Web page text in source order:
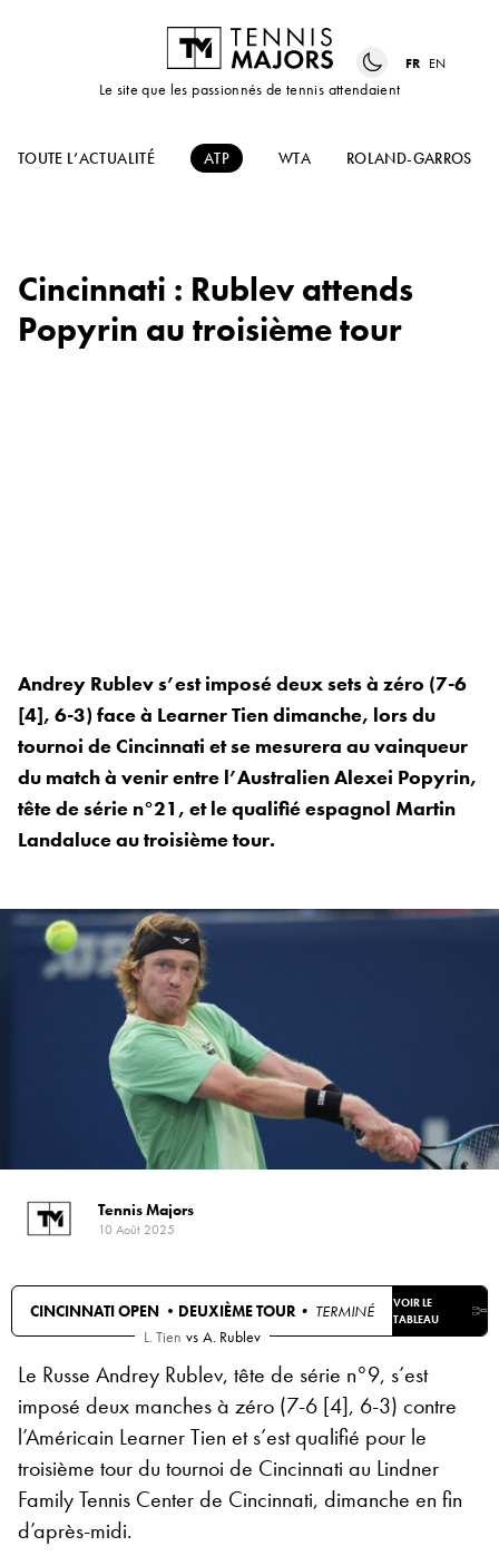
Le site que les passionnés de tennis attendaient
FR EN
TOUTE L’ACTUALITÉ ATP WTA ROLAND-GARROS
Cincinnati : Rublev attends
Popyrin au troisième tour
Andrey Rublev s’est imposé deux sets à zéro (7-6
[4], 6-3) face à Learner Tien dimanche, lors du
tournoi de Cincinnati et se mesurera au vainqueur
du match à venir entre l’Australien Alexei Popyrin,
tête de série n°21, et le qualifié espagnol Martin
Landaluce au troisième tour.
Tennis Majors
10 Août 2025
CINCINNATI OPEN • DEUXIÈME TOUR • TERMINÉ
VOIR LE
TABLEAU
L. Tien vs A. Rublev
Le Russe Andrey Rublev, tête de série n°9, s’est
imposé deux manches à zéro (7-6 [4], 6-3) contre
l’Américain Learner Tien et s’est qualifié pour le
troisième tour du tournoi de Cincinnati au Lindner
Family Tennis Center de Cincinnati, dimanche en fin
d’après-midi.